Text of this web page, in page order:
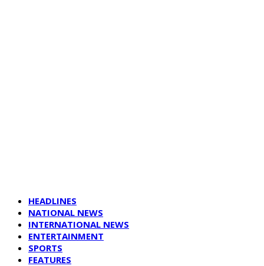
HEADLINES
NATIONAL NEWS
INTERNATIONAL NEWS
ENTERTAINMENT
SPORTS
FEATURES